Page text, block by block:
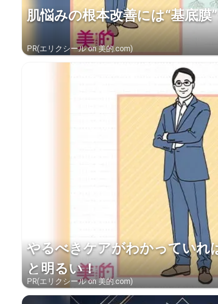
肌悩みの根本改善には“基底膜
PR(エリクシール on 美的.com)
やるべきケアがわかっていれ
と明るい！
PR(エリクシール on 美的.com)